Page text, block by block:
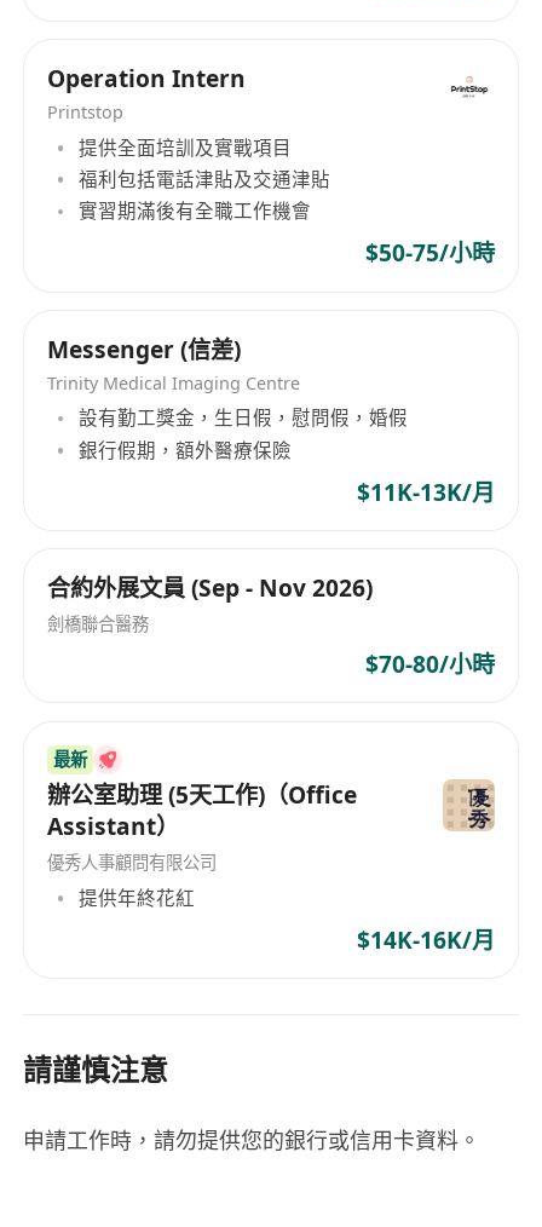
Operation Intern
Printstop
提供全面培訓及實戰項目
福利包括電話津貼及交通津貼
實習期滿後有全職工作機會
$50-75/小時
Messenger (信差)
Trinity Medical Imaging Centre
設有勤工獎金，生日假，慰問假，婚假
銀行假期，額外醫療保險
$11K-13K/月
合約外展文員 (Sep - Nov 2026)
劍橋聯合醫務
$70-80/小時
最新
辦公室助理 (5天工作)（Office
Assistant）
優秀人事顧問有限公司
提供年終花紅
$14K-16K/月
請謹慎注意
申請工作時，請勿提供您的銀行或信用卡資料。